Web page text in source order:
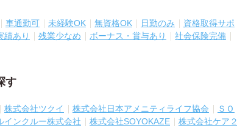
車通勤可 未経験OK 無資格OK 日勤のみ
資格取得サポ
績あり 残業少なめ ボーナス・賞与あり
社会保険完備
す
株式会社ツクイ 株式会社日本アメニティライフ協会
ＳＯ
インクルー株式会社 株式会社SOYOKAZE 株式会社ケア２